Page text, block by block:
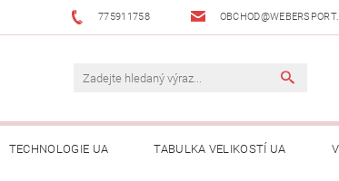
775911758
TECHNOLOGIE UA TABULKA VELIKOSTÍ UA